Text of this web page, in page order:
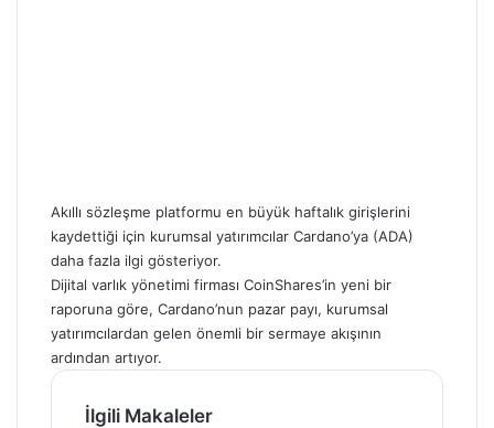
Akıllı sözleşme platformu en büyük haftalık girişlerini
kaydettiği için kurumsal yatırımcılar Cardano’ya (ADA)
daha fazla ilgi gösteriyor.
Dijital varlık yönetimi firması CoinShares’in yeni bir
raporuna göre, Cardano’nun pazar payı, kurumsal
yatırımcılardan gelen önemli bir sermaye akışının
ardından artıyor.
İlgili Makaleler